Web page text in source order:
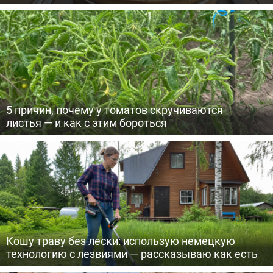
5 причин, почему у томатов скручиваются
листья — и как с этим бороться
Кошу траву без лески: использую немецкую
технологию с лезвиями — рассказываю как есть